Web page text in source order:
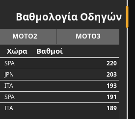
Βαθμολογία Οδηγών
MOTO2 MOTO3
Χώρα Βαθμοί
SPA
220
JPN
203
ITA
193
SPA
191
ITA 189